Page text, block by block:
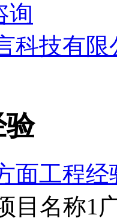
询
科技有限
验
面工程经
目名称1